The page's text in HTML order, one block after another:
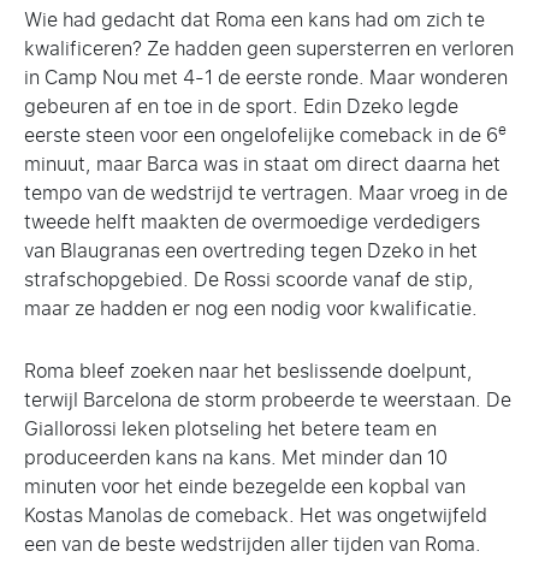
Wie had gedacht dat Roma een kans had om zich te
kwalificeren? Ze hadden geen supersterren en verloren
in Camp Nou met 4-1 de eerste ronde. Maar wonderen
gebeuren af en toe in de sport. Edin Dzeko legde
eerste steen voor een ongelofelijke comeback in de 6e
minuut, maar Barca was in staat om direct daarna het
tempo van de wedstrijd te vertragen. Maar vroeg in de
tweede helft maakten de overmoedige verdedigers
van Blaugranas een overtreding tegen Dzeko in het
strafschopgebied. De Rossi scoorde vanaf de stip,
maar ze hadden er nog een nodig voor kwalificatie.
Roma bleef zoeken naar het beslissende doelpunt,
terwijl Barcelona de storm probeerde te weerstaan. De
Giallorossi leken plotseling het betere team en
produceerden kans na kans. Met minder dan 10
minuten voor het einde bezegelde een kopbal van
Kostas Manolas de comeback. Het was ongetwijfeld
een van de beste wedstrijden aller tijden van Roma.